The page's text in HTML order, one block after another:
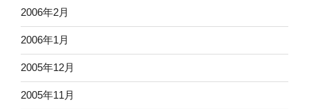
2006年2月
2006年1月
2005年12月
2005年11月